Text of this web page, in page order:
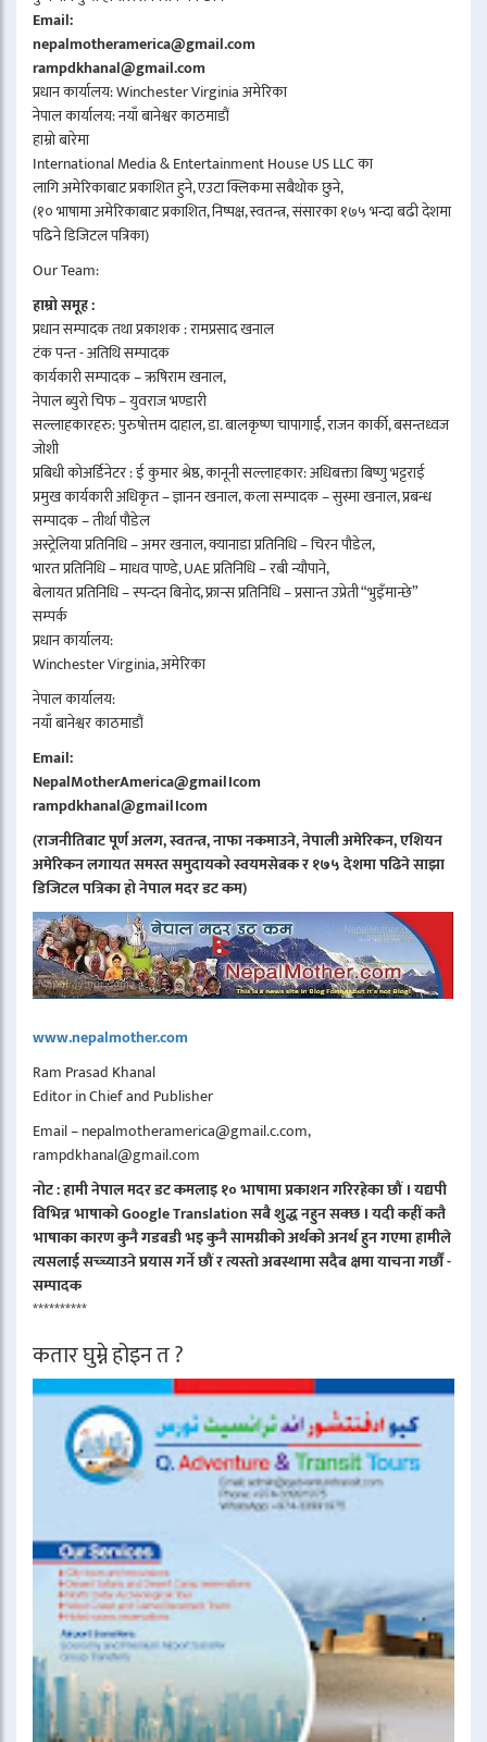
Email:
nepalmotheramerica@gmail.com
rampdkhanal@gmail.com
प्रधान कार्यालय: Winchester Virginia अमेरिका
नेपाल कार्यालय: नयाँ बानेश्वर काठमाडौं
हाम्रो बारेमा
International Media & Entertainment House US LLC का
लागि अमेरिकाबाट प्रकाशित हुने, एउटा क्लिकमा सबैथोक छुने,
(१० भाषामा अमेरिकाबाट प्रकाशित, निष्पक्ष, स्वतन्त्र, संसारका १७५ भन्दा बढी देशमा
पढिने डिजिटल पत्रिका)
Our Team:
हाम्रो समूह :
प्रधान सम्पादक तथा प्रकाशक : रामप्रसाद खनाल
टंक पन्त - अतिथि सम्पादक
कार्यकारी सम्पादक – ऋषिराम खनाल,
नेपाल ब्युरो चिफ – युवराज भण्डारी
सल्लाहकारहरु: पुरुषोत्तम दाहाल, डा. बालकृष्ण चापागाईं, राजन कार्की, बसन्तध्वज
जोशी
प्रबिधी कोअर्डिनेटर : ई कुमार श्रेष्ठ, कानूनी सल्लाहकार: अधिबक्ता बिष्णु भट्टराई
प्रमुख कार्यकारी अधिकृत – ज्ञानन खनाल, कला सम्पादक – सुस्मा खनाल, प्रबन्ध
सम्पादक – तीर्था पौडेल
अस्ट्रेलिया प्रतिनिधि – अमर खनाल, क्यानाडा प्रतिनिधि – चिरन पौडेल,
भारत प्रतिनिधि – माधव पाण्डे, UAE प्रतिनिधि – रबी न्यौपाने,
बेलायत प्रतिनिधि – स्पन्दन बिनोद, फ्रान्स प्रतिनिधि – प्रसान्त उप्रेती “भुइँमान्छे”
सम्पर्क
प्रधान कार्यालय:
Winchester Virginia, अमेरिका
नेपाल कार्यालय:
नयाँ बानेश्वर काठमाडौं
Email:
NepalMotherAmerica@gmail।com
rampdkhanal@gmail।com
(राजनीतिबाट पूर्ण अलग, स्वतन्त्र, नाफा नकमाउने, नेपाली अमेरिकन, एशियन
अमेरिकन लगायत समस्त समुदायको स्वयमसेबक र १७५ देशमा पढिने साझा
डिजिटल पत्रिका हो नेपाल मदर डट कम)
www.nepalmother.com
Ram Prasad Khanal
Editor in Chief and Publisher
Email – nepalmotheramerica@gmail.c.com,
rampdkhanal@gmail.com
नोट : हामी नेपाल मदर डट कमलाइ १० भाषामा प्रकाशन गरिरहेका छौं । यद्यपी
विभिन्न भाषाको Google Translation सबै शुद्ध नहुन सक्छ । यदी कहीं कतै
भाषाका कारण कुनै गडबडी भइ कुनै सामग्रीको अर्थको अनर्थ हुन गएमा हामीले
त्यसलाई सच्च्याउने प्रयास गर्ने छौं र त्यस्तो अबस्थामा सदैब क्षमा याचना गर्छौं -
सम्पादक
**********
कतार घुम्ने होइन त ?